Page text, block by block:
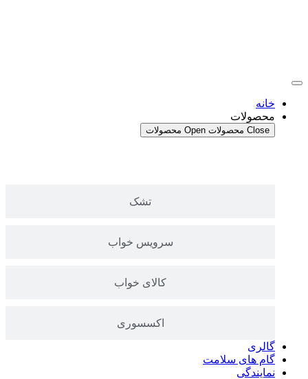
خانه
محصولات
Close محصولات Open محصولات
تشک
سرویس خواب
کالای خواب
اکسسوری
گالری
گام های سلامت
نمایندگی